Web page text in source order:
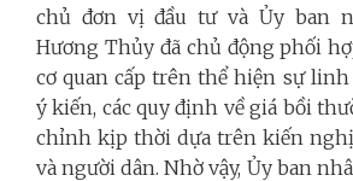
chủ đơn vị đầu tư và Ủy ban
Hương Thủy đã chủ động phối
cơ quan cấp trên thể hiện sự
ý kiến, các quy định về giá bồi
chỉnh kịp thời dựa trên kiến
và người dân. Nhờ vậy, Ủy ban